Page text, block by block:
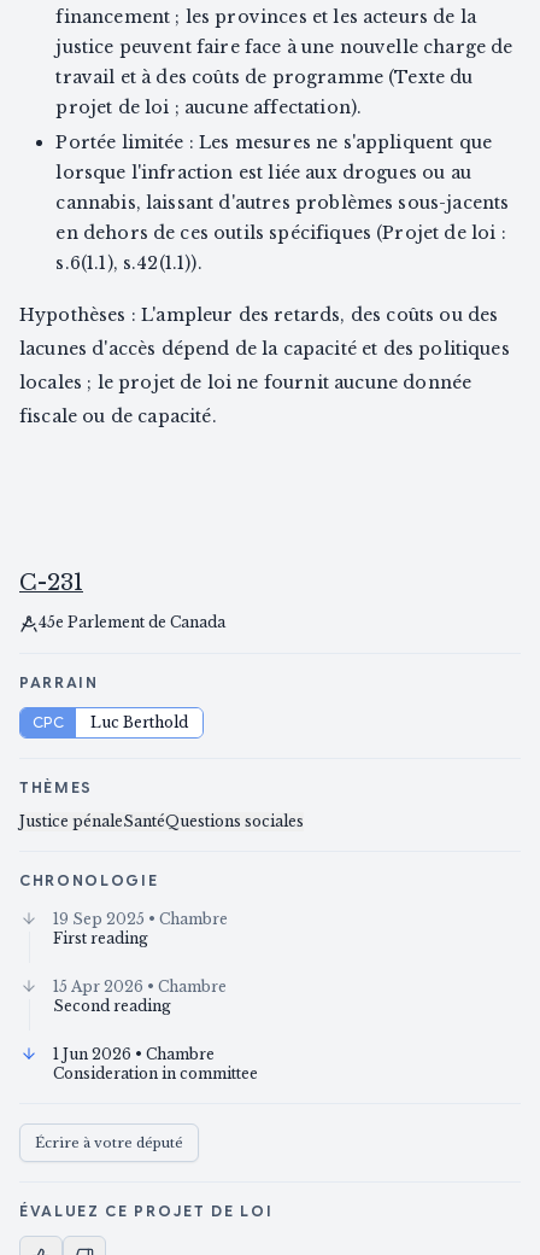
financement ; les provinces et les acteurs de la
justice peuvent faire face à une nouvelle charge de
travail et à des coûts de programme (Texte du
projet de loi ; aucune affectation).
Portée limitée : Les mesures ne s'appliquent que
lorsque l'infraction est liée aux drogues ou au
cannabis, laissant d'autres problèmes sous-jacents
en dehors de ces outils spécifiques (Projet de loi :
s.6(1.1), s.42(1.1)).
Hypothèses : L'ampleur des retards, des coûts ou des
lacunes d'accès dépend de la capacité et des politiques
locales ; le projet de loi ne fournit aucune donnée
fiscale ou de capacité.
C-231
45e Parlement de Canada
PARRAIN
CPC Luc Berthold
THÈMES
Justice pénaleSantéQuestions sociales
CHRONOLOGIE
19 Sep 2025 • Chambre
First reading
15 Apr 2026 • Chambre
Second reading
1 Jun 2026 • Chambre
Consideration in committee
Écrire à votre député
ÉVALUEZ CE PROJET DE LOI